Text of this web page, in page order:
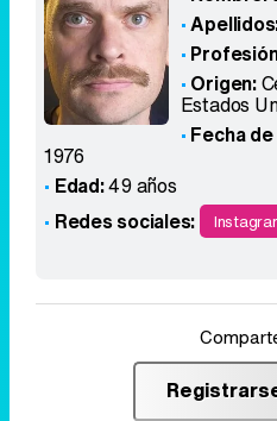
Origen:
Estados
Fecha
1976
Edad:49 años
Redes sociales: